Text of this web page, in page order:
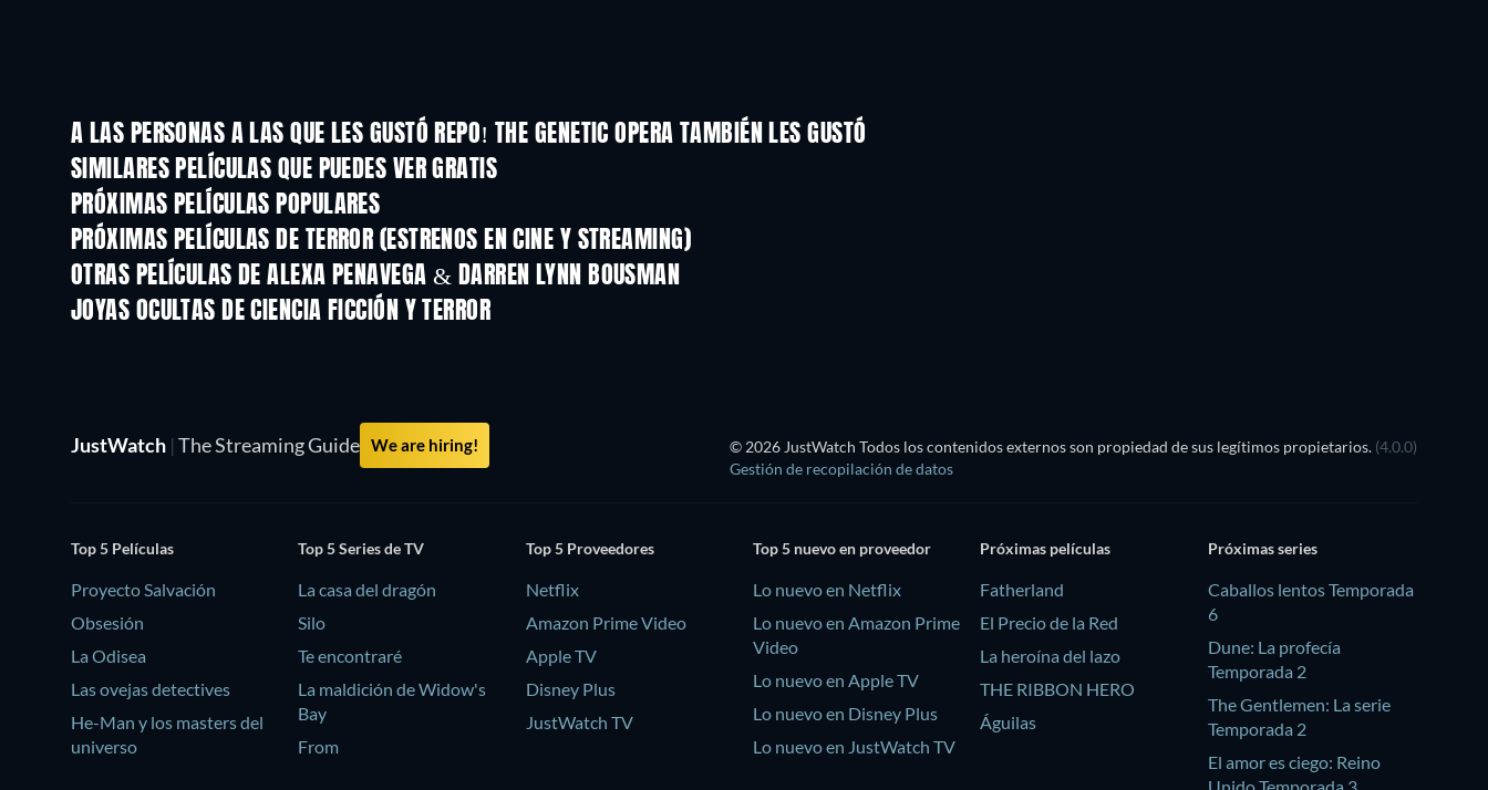
A LAS PERSONAS A LAS QUE LES GUSTÓ REPO! THE GENETIC OPERA TAMBIÉN LES GUSTÓ
SIMILARES PELÍCULAS QUE PUEDES VER GRATIS
PRÓXIMAS PELÍCULAS POPULARES
PRÓXIMAS PELÍCULAS DE TERROR (ESTRENOS EN CINE Y STREAMING)
OTRAS PELÍCULAS DE ALEXA PENAVEGA & DARREN LYNN BOUSMAN
JOYAS OCULTAS DE CIENCIA FICCIÓN Y TERROR
JustWatch | The Streaming Guide We are hiring! © 2026 JustWatch Todos los contenidos externos son propiedad de sus legítimos propietarios. (4.0.0)
Gestión de recopilación de datos
Top 5 Películas
Proyecto Salvación
Obsesión
La Odisea
Las ovejas detectives
He-Man y los masters del
universo
Top 5 Series de TV
La casa del dragón
Silo
Te encontraré
La maldición de Widow's
Bay
From
Top 5 Proveedores
Netflix
Amazon Prime Video
Apple TV
Disney Plus
JustWatch TV
Top 5 nuevo en proveedor
Lo nuevo en Netflix
Lo nuevo en Amazon Prime
Video
Lo nuevo en Apple TV
Lo nuevo en Disney Plus
Lo nuevo en JustWatch TV
Próximas películas
Fatherland
El Precio de la Red
La heroína del lazo
THE RIBBON HERO
Águilas
Próximas series
Caballos lentos Temporada
6
Dune: La profecía
Temporada 2
The Gentlemen: La serie
Temporada 2
El amor es ciego: Reino